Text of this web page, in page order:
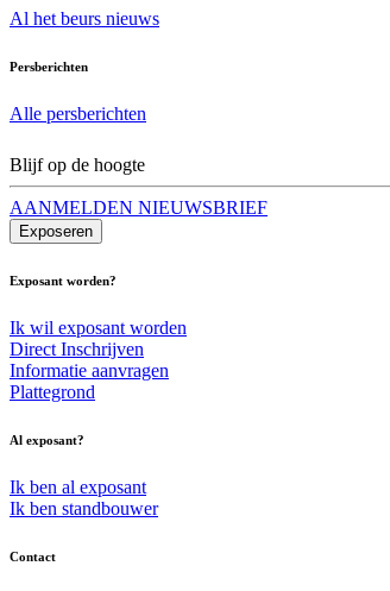
Al het beurs nieuws
Persberichten
Alle persberichten
Blijf op de hoogte
AANMELDEN NIEUWSBRIEF
Exposeren
Exposant worden?
Ik wil exposant worden
Direct Inschrijven
Informatie aanvragen
Plattegrond
Al exposant?
Ik ben al exposant
Ik ben standbouwer
Contact